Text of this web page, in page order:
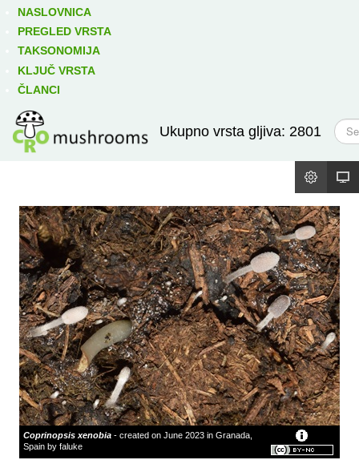
NASLOVNICA
PREGLED VRSTA
TAKSONOMIJA
KLJUČ VRSTA
ČLANCI
Ukupno vrsta gljiva: 2801
T
r
ž
Coprinopsis xenobia - created on June 2023 in Granada,
Spain by faluke
Izravno podređene niže takse: